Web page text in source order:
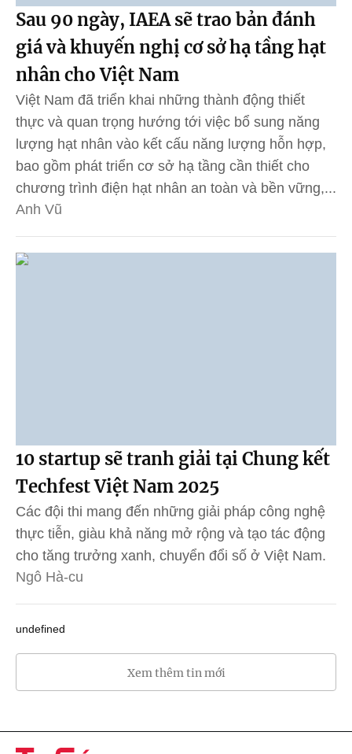
Sau 90 ngày, IAEA sẽ trao bản đánh
giá và khuyến nghị cơ sở hạ tầng hạt
nhân cho Việt Nam
Việt Nam đã triển khai những thành động thiết
thực và quan trọng hướng tới việc bổ sung năng
lượng hạt nhân vào kết cấu năng lượng hỗn hợp,
bao gồm phát triển cơ sở hạ tầng cần thiết cho
chương trình điện hạt nhân an toàn và bền vững,...
Anh Vũ
10 startup sẽ tranh giải tại Chung kết
Techfest Việt Nam 2025
Các đội thi mang đến những giải pháp công nghệ
thực tiễn, giàu khả năng mở rộng và tạo tác động
cho tăng trưởng xanh, chuyển đổi số ở Việt Nam.
Ngô Hà-cu
undefined
Xem thêm tin mới